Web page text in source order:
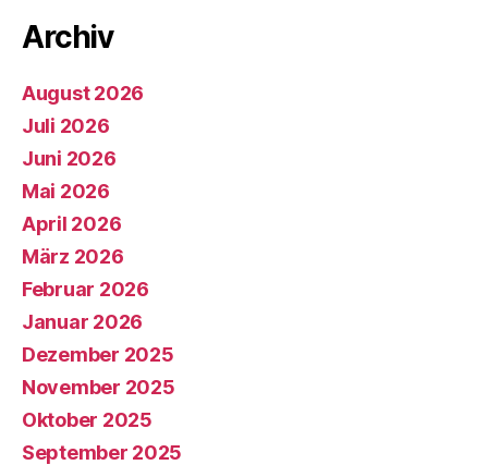
Archiv
August 2026
Juli 2026
Juni 2026
Mai 2026
April 2026
März 2026
Februar 2026
Januar 2026
Dezember 2025
November 2025
Oktober 2025
September 2025